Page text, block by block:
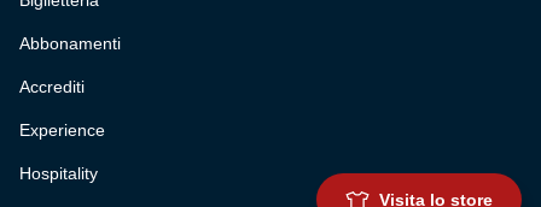
Abbonamenti
Accrediti
Experience
Hospitality
Visita lo store